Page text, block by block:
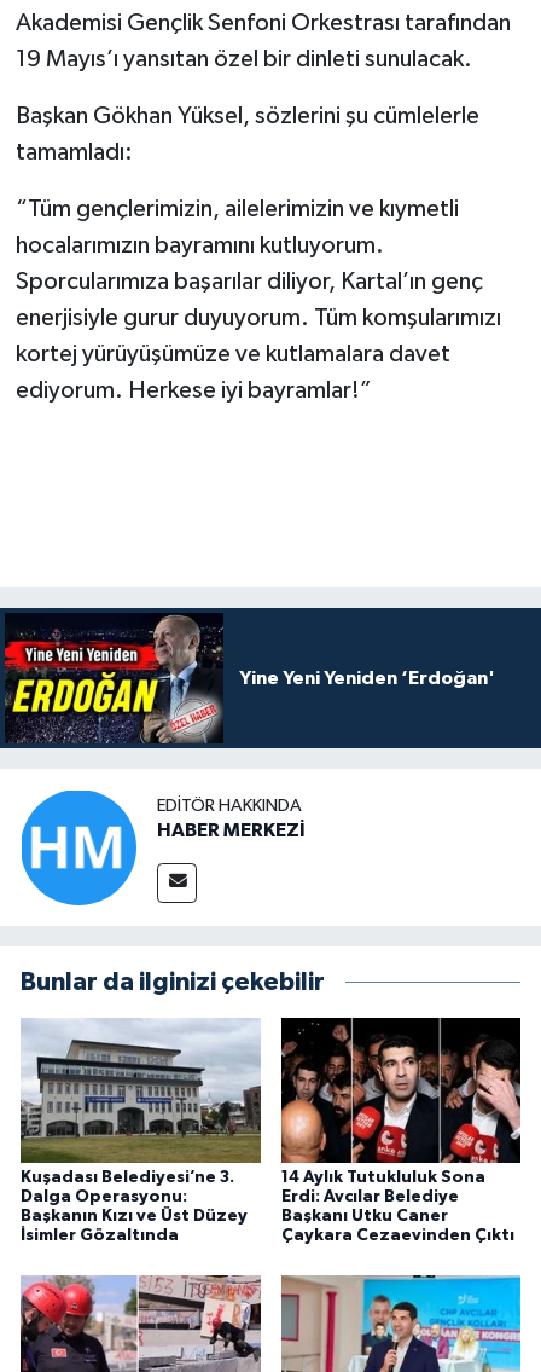
Akademisi Gençlik Senfoni Orkestrası tarafından
19 Mayıs’ı yansıtan özel bir dinleti sunulacak.
Başkan Gökhan Yüksel, sözlerini şu cümlelerle
tamamladı:
“Tüm gençlerimizin, ailelerimizin ve kıymetli
hocalarımızın bayramını kutluyorum.
Sporcularımıza başarılar diliyor, Kartal’ın genç
enerjisiyle gurur duyuyorum. Tüm komşularımızı
kortej yürüyüşümüze ve kutlamalara davet
ediyorum. Herkese iyi bayramlar!”
Yine Yeni Yeniden ‘Erdoğan'
EDITÖR HAKKINDA
HABER MERKEZİ
Bunlar da ilginizi çekebilir
Kuşadası Belediyesi’ne 3.
Dalga Operasyonu:
Başkanın Kızı ve Üst Düzey
İsimler Gözaltında
14 Aylık Tutukluluk Sona
Erdi: Avcılar Belediye
Başkanı Utku Caner
Çaykara Cezaevinden Çıktı